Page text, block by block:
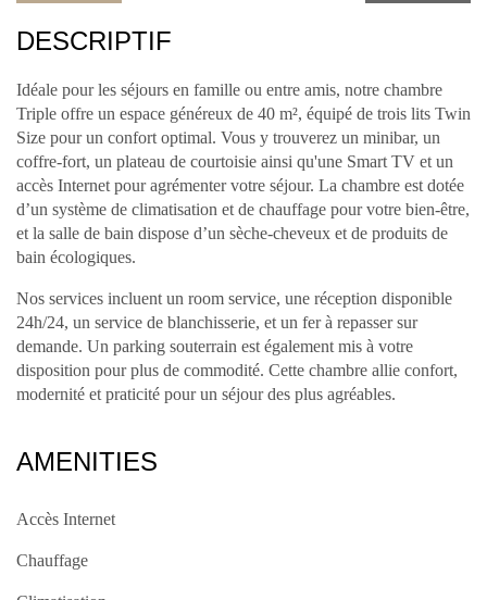
DESCRIPTIF
Idéale pour les séjours en famille ou entre amis, notre chambre
Triple offre un espace généreux de 40 m², équipé de trois lits Twin
Size pour un confort optimal. Vous y trouverez un minibar, un
coffre-fort, un plateau de courtoisie ainsi qu'une Smart TV et un
accès Internet pour agrémenter votre séjour. La chambre est dotée
d’un système de climatisation et de chauffage pour votre bien-être,
et la salle de bain dispose d’un sèche-cheveux et de produits de
bain écologiques.
Nos services incluent un room service, une réception disponible
24h/24, un service de blanchisserie, et un fer à repasser sur
demande. Un parking souterrain est également mis à votre
disposition pour plus de commodité. Cette chambre allie confort,
modernité et praticité pour un séjour des plus agréables.
AMENITIES
Accès Internet
Chauffage